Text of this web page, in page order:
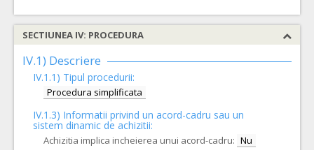
SECTIUNEA IV: PROCEDURA
IV.1) Descriere
IV.1.1) Tipul procedurii:
Procedura simplificata
IV.1.3) Informatii privind un acord-cadru sau un
sistem dinamic de achizitii:
Achizitia implica incheierea unui acord-cadru: Nu